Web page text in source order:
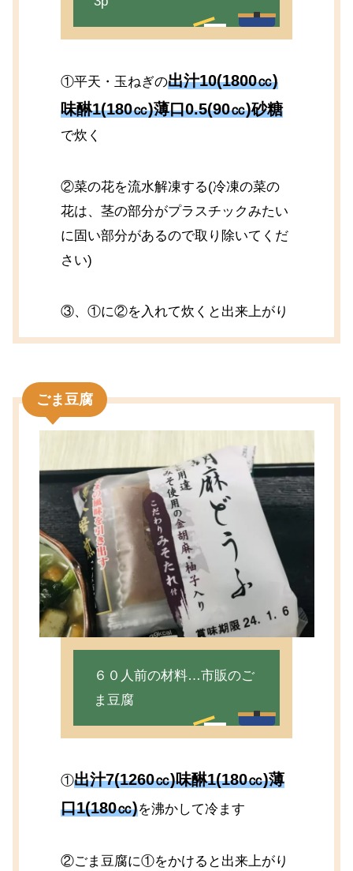
①平天・玉ねぎの出汁10(1800㏄)
味醂1(180㏄)薄口0.5(90㏄)砂糖
で炊く
②菜の花を流水解凍する(冷凍の菜の
花は、茎の部分がプラスチックみたい
に固い部分があるので取り除いてくだ
さい)
③、①に②を入れて炊くと出来上がり
ごま豆腐
６０人前の材料…市販のご
ま豆腐
①出汁7(1260㏄)味醂1(180㏄)薄
口1(180㏄)を沸かして冷ます
②ごま豆腐に①をかけると出来上がり